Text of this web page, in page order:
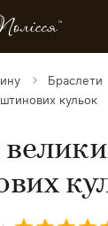
Браслети
кульок